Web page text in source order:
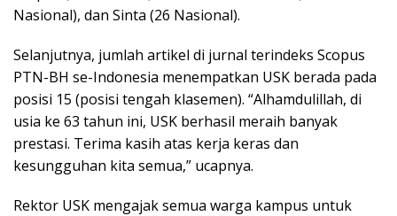
Nasional), dan Sinta (26 Nasional).
Selanjutnya, jumlah artikel di jurnal terindeks Scopus
PTN-BH se-Indonesia menempatkan USK berada pada
posisi 15 (posisi tengah klasemen). “Alhamdulillah, di
usia ke 63 tahun ini, USK berhasil meraih banyak
prestasi. Terima kasih atas kerja keras dan
kesungguhan kita semua,” ucapnya.
Rektor USK mengajak semua warga kampus untuk